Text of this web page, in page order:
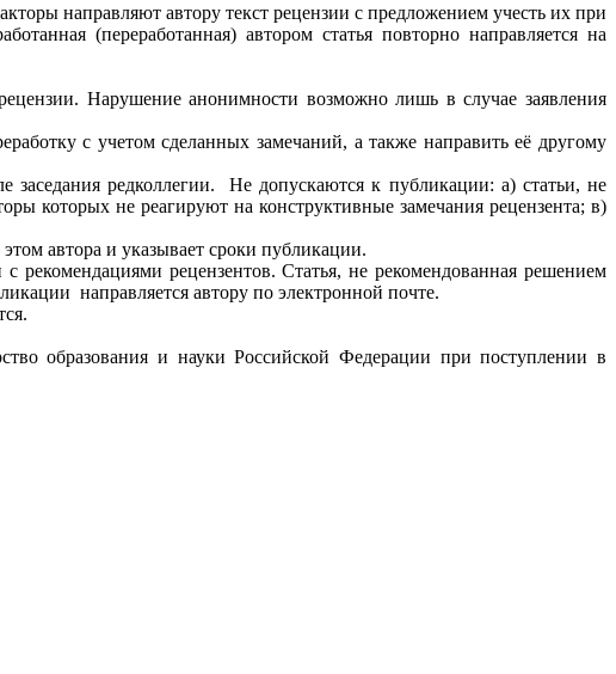
направляют автору текст рецензии с предложением учесть их при
(переработанная) автором статья повторно направляется на
Нарушение анонимности возможно лишь в случае заявления
с учетом сделанных замечаний, а также направить её другому
заседания редколлегии. Не допускаются к публикации: а) статьи, не
которых не реагируют на конструктивные замечания рецензента; в)
автора и указывает сроки публикации.
рекомендациями рецензентов. Статья, не рекомендованная решением
направляется автору по электронной почте.
образования и науки Российской Федерации при поступлении в